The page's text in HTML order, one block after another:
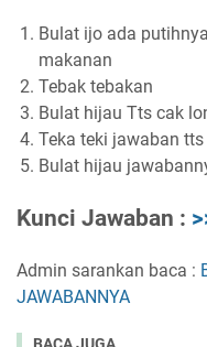
Bulat ijo ada
makanan
Tebak tebakan
Bulat hijau Tts cak
Teka teki jawaban tts
Bulat hijau
Kunci Jawaban :
Admin sarankan baca :
JAWABANNYA